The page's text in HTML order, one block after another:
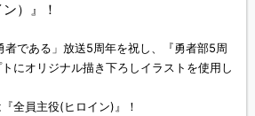
）』！
者である」放送5周年を祝し、『勇者部5周
にオリジナル描き下ろしイラストを使用し
全員主役(ヒロイン)』！